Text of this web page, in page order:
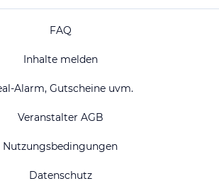
FAQ
Inhalte melden
Alarm, Gutscheine uvm.
Veranstalter AGB
Nutzungsbedingungen
Datenschutz